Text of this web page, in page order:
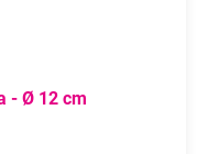
- Ø 12 cm